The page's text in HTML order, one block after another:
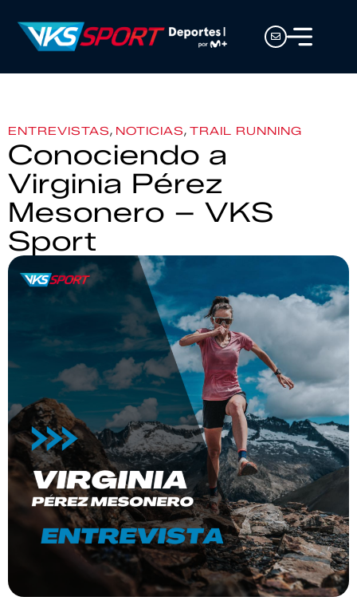
ENTREVISTAS, NOTICIAS, TRAIL RUNNING
Conociendo a
Virginia Pérez
Mesonero – VKS
Sport